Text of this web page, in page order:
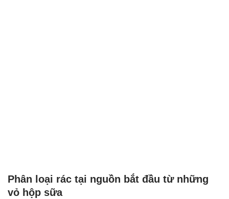
Phân loại rác tại nguồn bắt đầu từ những
vỏ hộp sữa